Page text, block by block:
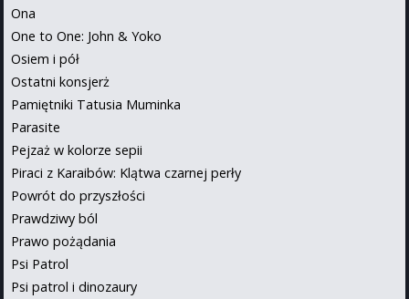
Ona
One to One: John & Yoko
Osiem i pół
Ostatni konsjerż
Pamiętniki Tatusia Muminka
Parasite
Pejzaż w kolorze sepii
Piraci z Karaibów: Klątwa czarnej perły
Powrót do przyszłości
Prawdziwy ból
Prawo pożądania
Psi Patrol
Psi patrol i dinozaury